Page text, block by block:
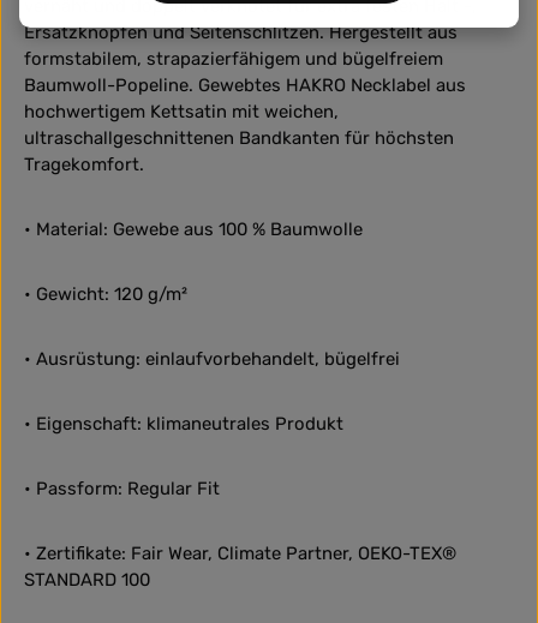
vernäht und doppelt verknotet für extra festen Halt -,
Ersatzknöpfen und Seitenschlitzen. Hergestellt aus
formstabilem, strapazierfähigem und bügelfreiem
Baumwoll-Popeline. Gewebtes HAKRO Necklabel aus
hochwertigem Kettsatin mit weichen,
ultraschallgeschnittenen Bandkanten für höchsten
Tragekomfort.
• Material: Gewebe aus 100 % Baumwolle
• Gewicht: 120 g/m²
• Ausrüstung: einlaufvorbehandelt, bügelfrei
• Eigenschaft: klimaneutrales Produkt
• Passform: Regular Fit
• Zertifikate: Fair Wear, Climate Partner, OEKO-TEX®
STANDARD 100